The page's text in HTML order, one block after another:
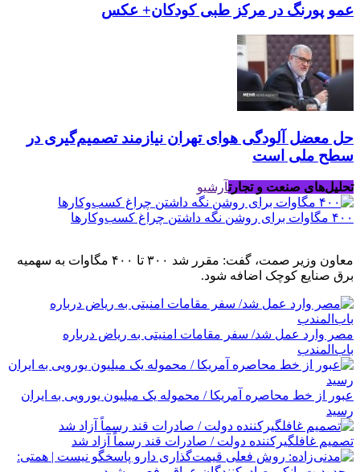
عمو پورنگ در مرکز طبی کودکان+ عکس
حل معضل آلودگی هوای تهران نیازمند تصمیم‌گیری در
سطح ملی است
تحلیل‌های صنعت و تجارتآرشیو
۴۰۰ مگاوات برای روشن نگه داشتن چراغ کسب‌وکار‌ها
معاون وزیر صمت، گفت: مقرر شد ۳۰۰ تا ۴۰۰ مگاوات به سهمیه
برق صنایع کوچک اضافه شود.
مصر وارد عمل شد/ سفر مقامات امنیتی به ریاض درباره
باب‌المندب
عبور از خط محاصره آمریکا / محموله یک میلیون یورویی به ایران
رسید
تصمیم غافلگیرکننده دولت / صادرات قند رسماً آزاد شد